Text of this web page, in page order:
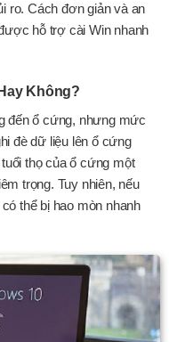
ro. Cách đơn giản và an
hỗ trợ cài Win nhanh
Không?
đến ổ cứng, nhưng mức
đè dữ liệu lên ổ cứng
thọ của ổ cứng một
trọng. Tuy nhiên, nếu
thể bị hao mòn nhanh